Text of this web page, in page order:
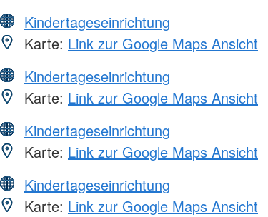
Kindertageseinrichtung
Karte: Link zur Google Maps Ansicht
Kindertageseinrichtung
Karte: Link zur Google Maps Ansicht
Kindertageseinrichtung
Karte: Link zur Google Maps Ansicht
Kindertageseinrichtung
Karte: Link zur Google Maps Ansicht